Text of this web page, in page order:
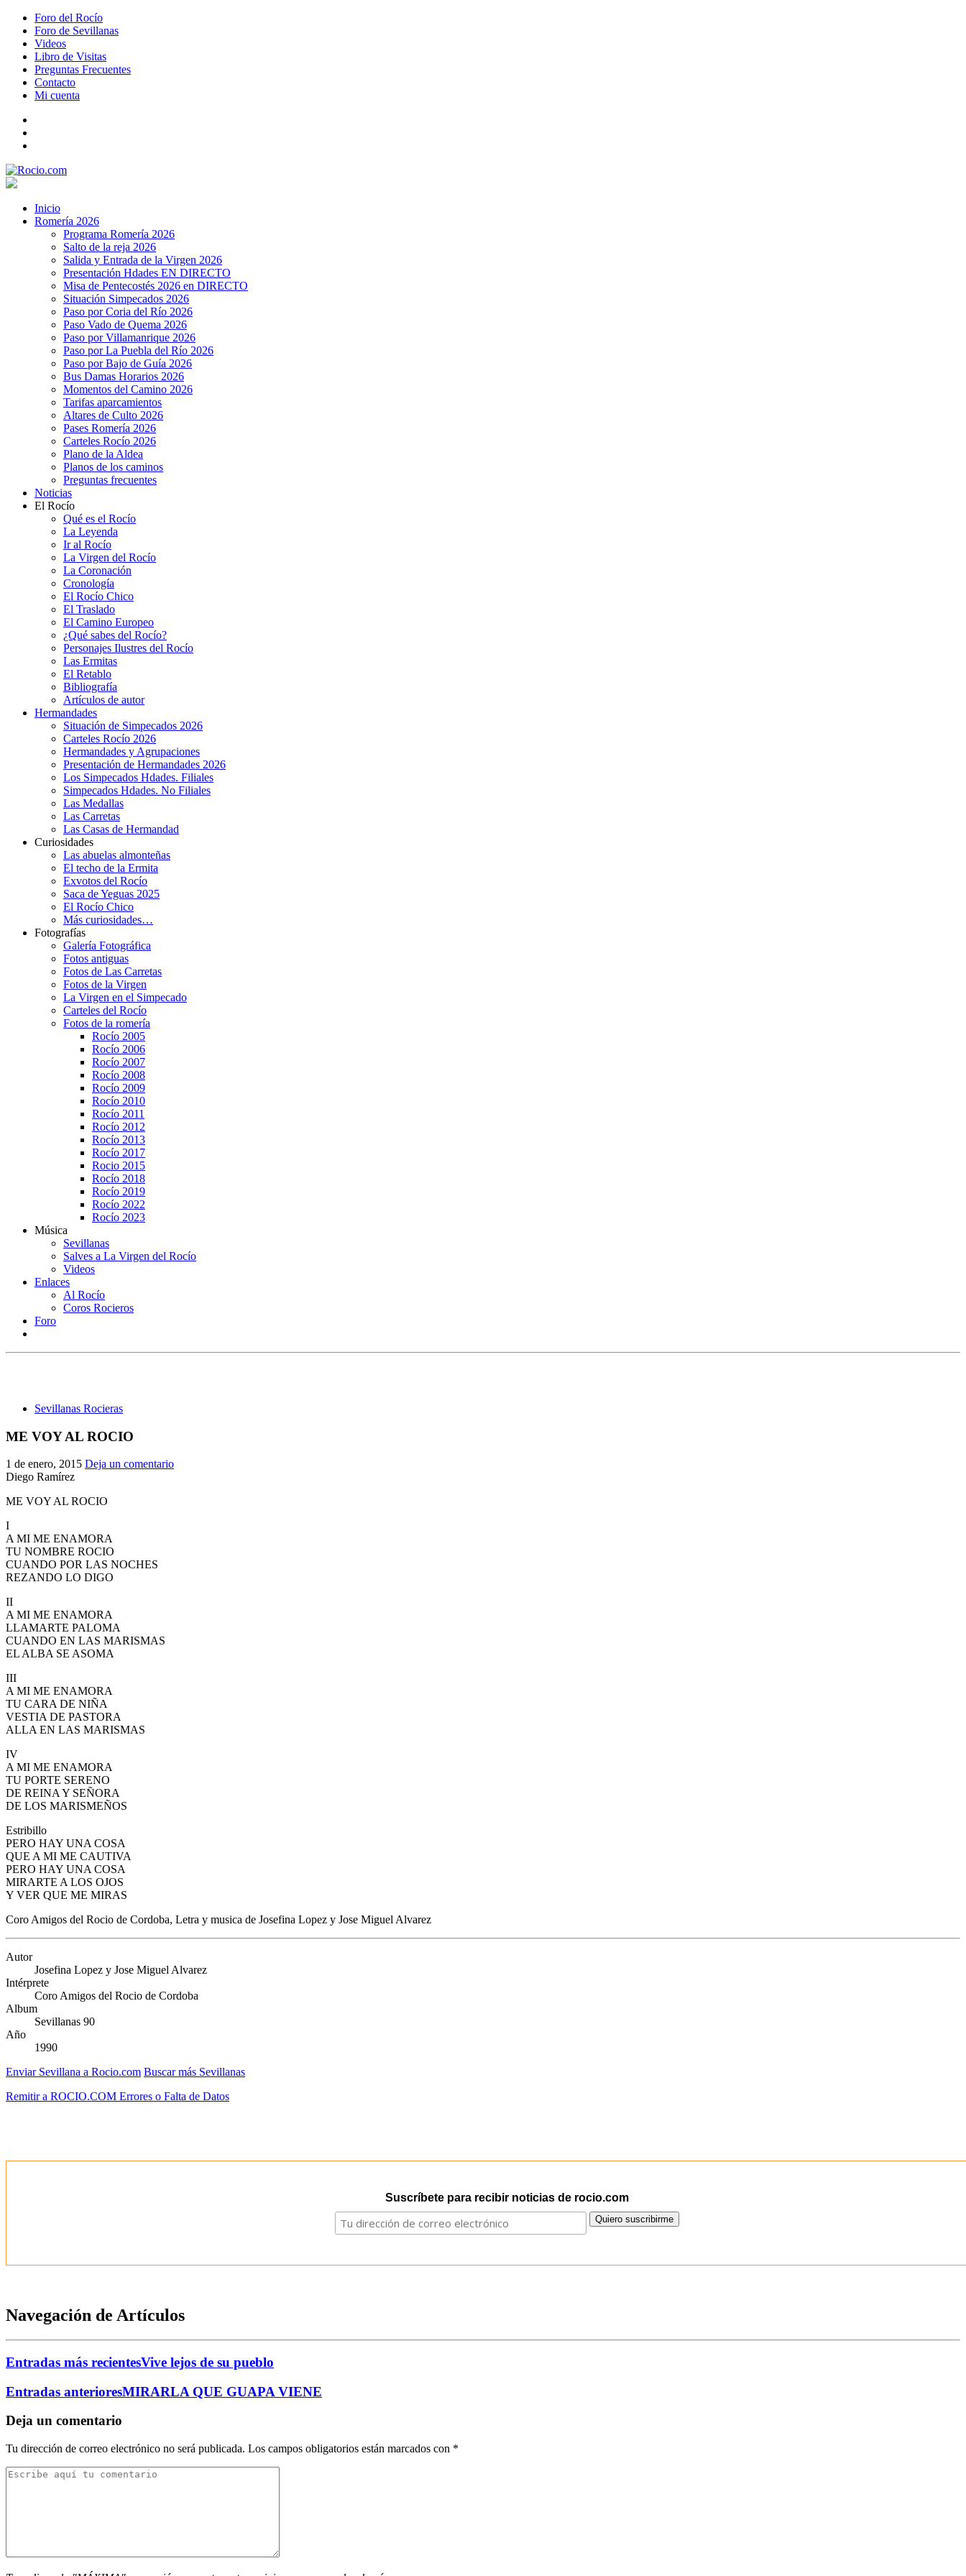
Foro del Rocío
Foro de Sevillanas
Videos
Libro de Visitas
Preguntas Frecuentes
Contacto
Mi cuenta
Inicio
Romería 2026
Programa Romería 2026
Salto de la reja 2026
Salida y Entrada de la Virgen 2026
Presentación Hdades EN DIRECTO
Misa de Pentecostés 2026 en DIRECTO
Situación Simpecados 2026
Paso por Coria del Río 2026
Paso Vado de Quema 2026
Paso por Villamanrique 2026
Paso por La Puebla del Río 2026
Paso por Bajo de Guía 2026
Bus Damas Horarios 2026
Momentos del Camino 2026
Tarifas aparcamientos
Altares de Culto 2026
Pases Romería 2026
Carteles Rocío 2026
Plano de la Aldea
Planos de los caminos
Preguntas frecuentes
Noticias
El Rocío
Qué es el Rocío
La Leyenda
Ir al Rocío
La Virgen del Rocío
La Coronación
Cronología
El Rocío Chico
El Traslado
El Camino Europeo
¿Qué sabes del Rocío?
Personajes Ilustres del Rocío
Las Ermitas
El Retablo
Bibliografía
Artículos de autor
Hermandades
Situación de Simpecados 2026
Carteles Rocío 2026
Hermandades y Agrupaciones
Presentación de Hermandades 2026
Los Simpecados Hdades. Filiales
Simpecados Hdades. No Filiales
Las Medallas
Las Carretas
Las Casas de Hermandad
Curiosidades
Las abuelas almonteñas
El techo de la Ermita
Exvotos del Rocío
Saca de Yeguas 2025
El Rocío Chico
Más curiosidades…
Fotografías
Galería Fotográfica
Fotos antiguas
Fotos de Las Carretas
Fotos de la Virgen
La Virgen en el Simpecado
Carteles del Rocío
Fotos de la romería
Rocío 2005
Rocío 2006
Rocío 2007
Rocío 2008
Rocío 2009
Rocío 2010
Rocío 2011
Rocío 2012
Rocío 2013
Rocío 2017
Rocio 2015
Rocío 2018
Rocío 2019
Rocío 2022
Rocío 2023
Música
Sevillanas
Salves a La Virgen del Rocío
Videos
Enlaces
Al Rocío
Coros Rocieros
Foro
Sevillanas Rocieras
ME VOY AL ROCIO
1 de enero, 2015 Deja un comentario
Diego Ramírez
ME VOY AL ROCIO
I
A MI ME ENAMORA
TU NOMBRE ROCIO
CUANDO POR LAS NOCHES
REZANDO LO DIGO
II
A MI ME ENAMORA
LLAMARTE PALOMA
CUANDO EN LAS MARISMAS
EL ALBA SE ASOMA
III
A MI ME ENAMORA
TU CARA DE NIÑA
VESTIA DE PASTORA
ALLA EN LAS MARISMAS
IV
A MI ME ENAMORA
TU PORTE SERENO
DE REINA Y SEÑORA
DE LOS MARISMEÑOS
Estribillo
PERO HAY UNA COSA
QUE A MI ME CAUTIVA
PERO HAY UNA COSA
MIRARTE A LOS OJOS
Y VER QUE ME MIRAS
Coro Amigos del Rocio de Cordoba, Letra y musica de Josefina Lopez y Jose Miguel Alvarez
Autor
Josefina Lopez y Jose Miguel Alvarez
Intérprete
Coro Amigos del Rocio de Cordoba
Album
Sevillanas 90
Año
1990
Enviar Sevillana a Rocio.com Buscar más Sevillanas
Remitir a ROCIO.COM Errores o Falta de Datos
Suscríbete para recibir noticias de rocio.com
Navegación de Artículos
Entradas más recientesVive lejos de su pueblo
Entradas anterioresMIRARLA QUE GUAPA VIENE
Deja un comentario
Tu dirección de correo electrónico no será publicada. Los campos obligatorios están marcados con *